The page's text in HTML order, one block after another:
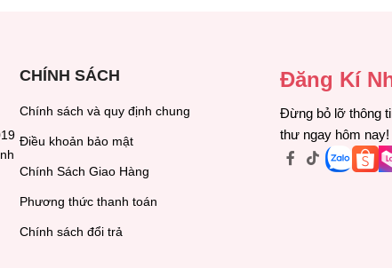
CHÍNH SÁCH
Chính sách và quy định chung
Điều khoản bảo mật
Chính Sách Giao Hàng
Phương thức thanh toán
Chính sách đổi trả
Đăng Kí
Đừng bỏ lỡ thông
thư ngay hôm nay!